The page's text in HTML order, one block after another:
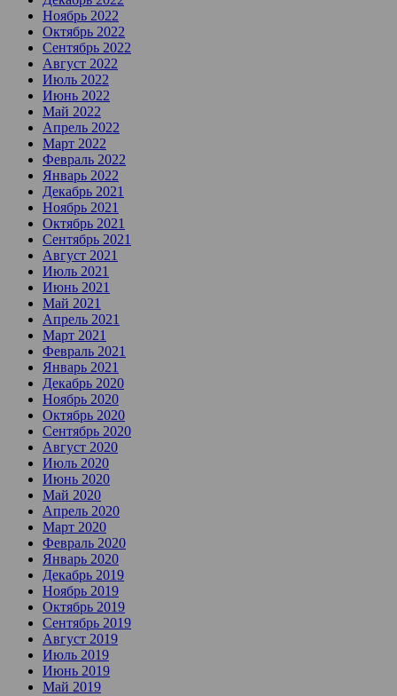
Ноябрь 2022
Октябрь 2022
Сентябрь 2022
Август 2022
Июль 2022
Июнь 2022
Май 2022
Апрель 2022
Март 2022
Февраль 2022
Январь 2022
Декабрь 2021
Ноябрь 2021
Октябрь 2021
Сентябрь 2021
Август 2021
Июль 2021
Июнь 2021
Май 2021
Апрель 2021
Март 2021
Февраль 2021
Январь 2021
Декабрь 2020
Ноябрь 2020
Октябрь 2020
Сентябрь 2020
Август 2020
Июль 2020
Июнь 2020
Май 2020
Апрель 2020
Март 2020
Февраль 2020
Январь 2020
Декабрь 2019
Ноябрь 2019
Октябрь 2019
Сентябрь 2019
Август 2019
Июль 2019
Июнь 2019
Май 2019